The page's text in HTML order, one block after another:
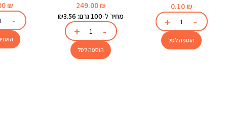
0.10 ₪
הוספה לסל
249.00 ₪
מחיר ל-100 גרם: ₪3.56
הוספה לסל
₪